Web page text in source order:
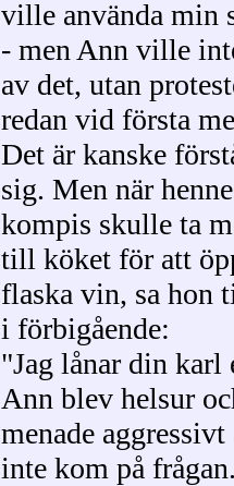
ville använda min
- men Ann ville
av det, utan
redan vid första
Det är kanske
sig. Men när
kompis skulle ta
till köket för att
flaska vin, sa hon
i förbigående:
"Jag lånar din karl
Ann blev helsur
menade
inte kom på frågan.